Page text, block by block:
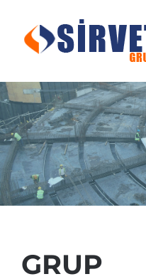
content
GRUP